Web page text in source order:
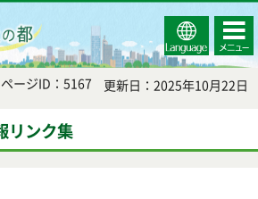
Select
Language
コンテ
ンツメ
ニュー
ページID：5167 更新日：2025年10月22日
リンク集